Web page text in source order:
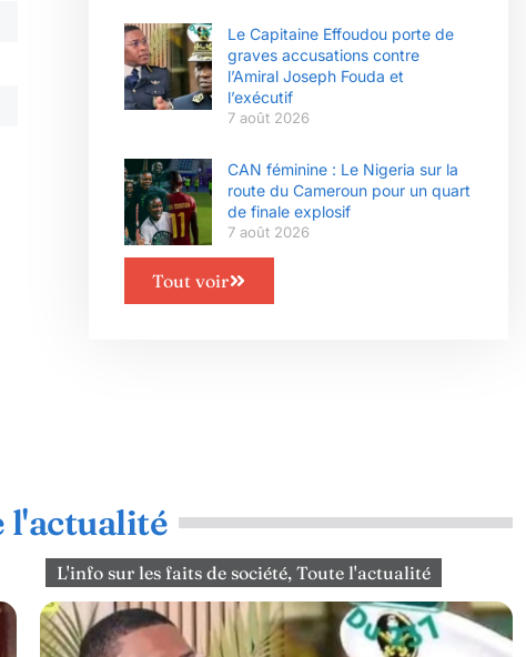
Le Capitaine Effoudou porte de
graves accusations contre
l’Amiral Joseph Fouda et
l’exécutif
7 août 2026
CAN féminine : Le Nigeria sur la
route du Cameroun pour un quart
de finale explosif
7 août 2026
Tout voir
l'actualité
L'info sur les faits de société, Toute l'actualité